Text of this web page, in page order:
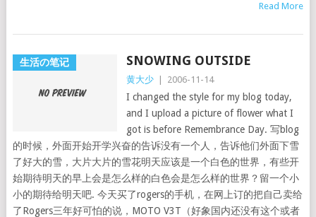
Read More
生活の笔记 SNOWING OUTSIDE
黄大少 2006-11-14
I changed the style for my blog today,
and I upload a picture of flower what I
got is before Remembrance Day. 写blog
的时候，外面开始开学兴奋的告诉没有一个人，告诉他们外面下雪
了好大的雪，大片大片的雪花明天应该是一个白色的世界，有些开
始期待明天的早上会是怎么样的白色会是怎么样的世界？留一个小
小的期待给明天吧. 今天买了rogers的手机，在网上订的把自己卖给
了Rogers三年好可怕的说，MOTO V3T（好象国内还没有这个或者